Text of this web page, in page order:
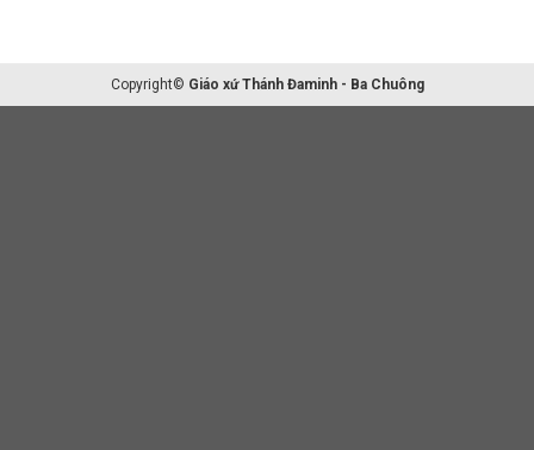
Copyright© Giáo xứ Thánh Đaminh - Ba Chuông